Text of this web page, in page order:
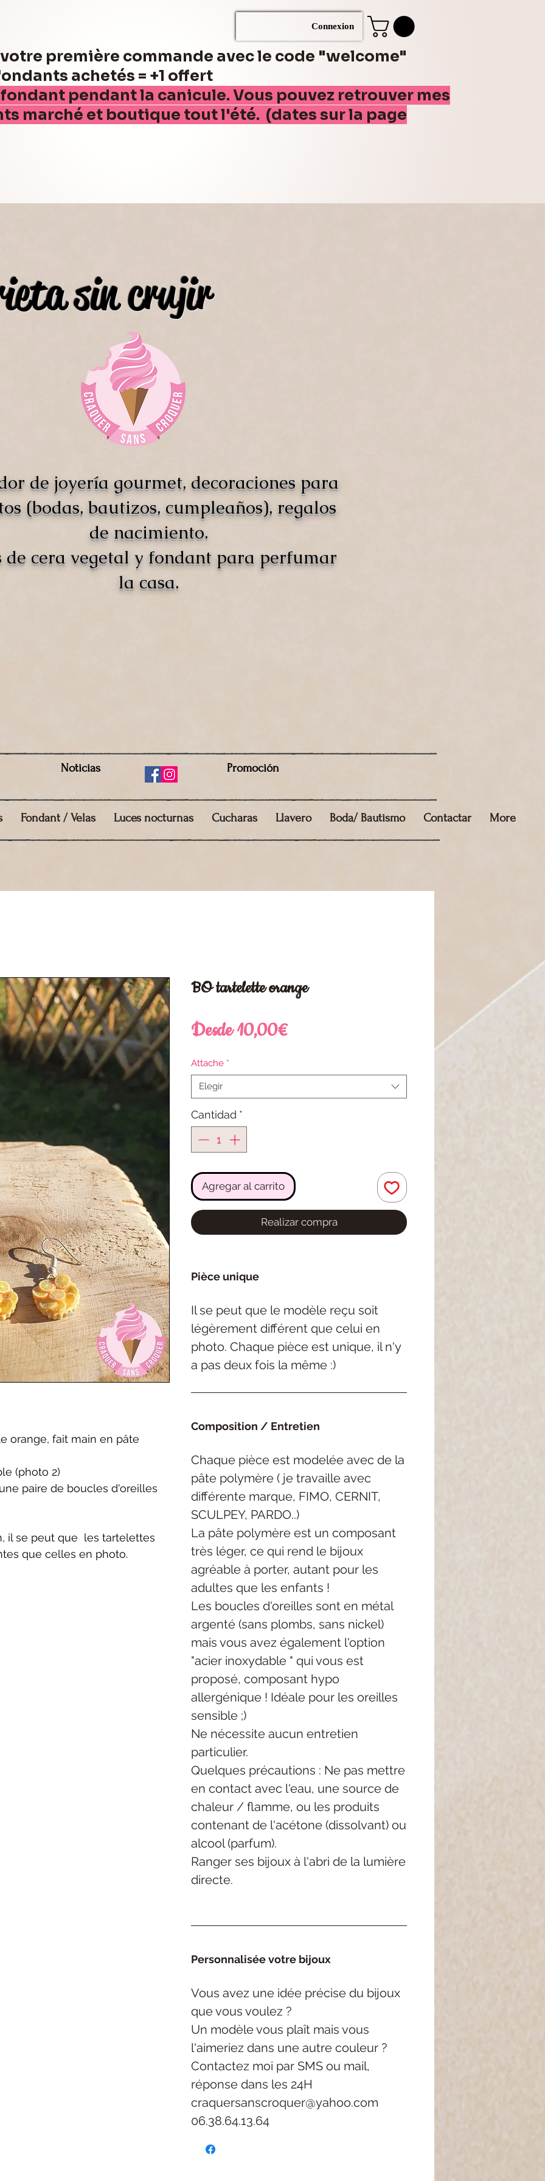
Connexion
première commande avec le code "welcome"
achetés = +1 offert
pendant la canicule. Vous pouvez retrouver mes
marché et boutique tout l'été. (dates sur la page
sin crujir
de joyería gourmet, decoraciones para
(bodas, bautizos, cumpleaños), regalos
de nacimiento.
de cera vegetal y fondant para perfumar
la casa.
Noticias Promoción
Fondant / Velas Luces nocturnas Cucharas Llavero Boda/ Bautismo Contactar More
orange, fait main en pâte
(photo 2)
paire de boucles d'oreilles
il se peut que les tartelettes
que celles en photo.
BO tartelette orange
Desde10,00€Precio
Attache *
Elegir
Cantidad *
Agregar al carrito
Realizar compra
Pièce unique
Il se peut que le modèle reçu soit
légèrement différent que celui en
photo. Chaque pièce est unique, il n'y
a pas deux fois la même :)
Composition / Entretien
Chaque pièce est modelée avec de la
pâte polymère ( je travaille avec
différente marque, FIMO, CERNIT,
SCULPEY, PARDO..)
La pâte polymère est un composant
très léger, ce qui rend le bijoux
agréable à porter, autant pour les
adultes que les enfants !
Les boucles d'oreilles sont en métal
argenté (sans plombs, sans nickel)
mais vous avez également l'option
"acier inoxydable " qui vous est
proposé, composant hypo
allergénique ! Idéale pour les oreilles
sensible ;)
Ne nécessite aucun entretien
particulier.
Quelques précautions : Ne pas mettre
en contact avec l'eau, une source de
chaleur / flamme, ou les produits
contenant de l'acétone (dissolvant) ou
alcool (parfum).
Ranger ses bijoux à l'abri de la lumière
directe.
Personnalisée votre bijoux
Vous avez une idée précise du bijoux
que vous voulez ?
Un modèle vous plaît mais vous
l'aimeriez dans une autre couleur ?
Contactez moi par SMS ou mail,
réponse dans les 24H
craquersanscroquer@yahoo.com
06.38.64.13.64